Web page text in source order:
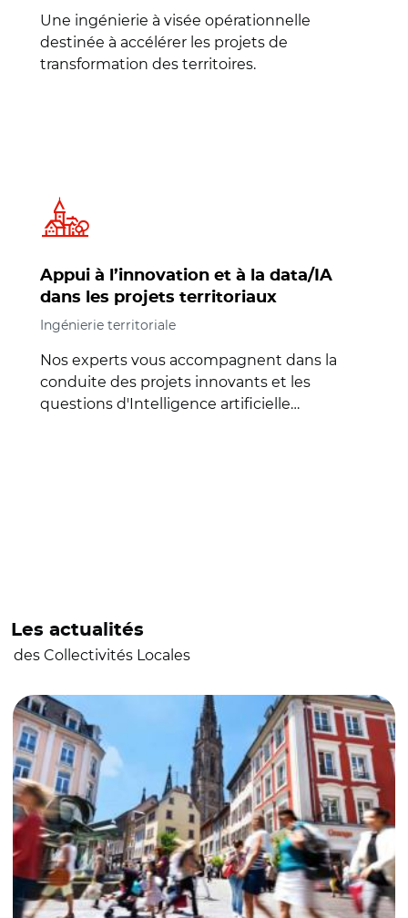
Une ingénierie à visée opérationnelle
destinée à accélérer les projets de
transformation des territoires.
Appui à l’innovation et à la data/IA
dans les projets territoriaux
Ingénierie territoriale
Nos experts vous accompagnent dans la
conduite des projets innovants et les
questions d'Intelligence artificielle…
Les actualités
des Collectivités Locales